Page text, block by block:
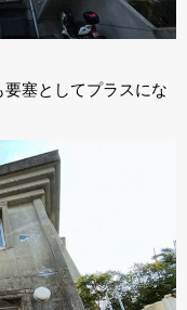
塞としてプラスにな